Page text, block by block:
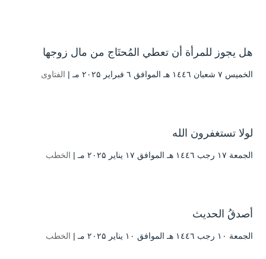
هل يجوز للمرأة أن تعطي المُحتَاج من مال زوجها
الخميس ۷ شعبان ۱٤٤٦ هـ الموافق ٦ فبراير ۲۰۲۵ مـ | الفتاوى
لولا تستغفرون الله
الجمعة ۱۷ رجب ۱٤٤٦ هـ الموافق ۱۷ يناير ۲۰۲۵ مـ | الخطب
أصدقُ الحديث
الجمعة ۱۰ رجب ۱٤٤٦ هـ الموافق ۱۰ يناير ۲۰۲۵ مـ | الخطب